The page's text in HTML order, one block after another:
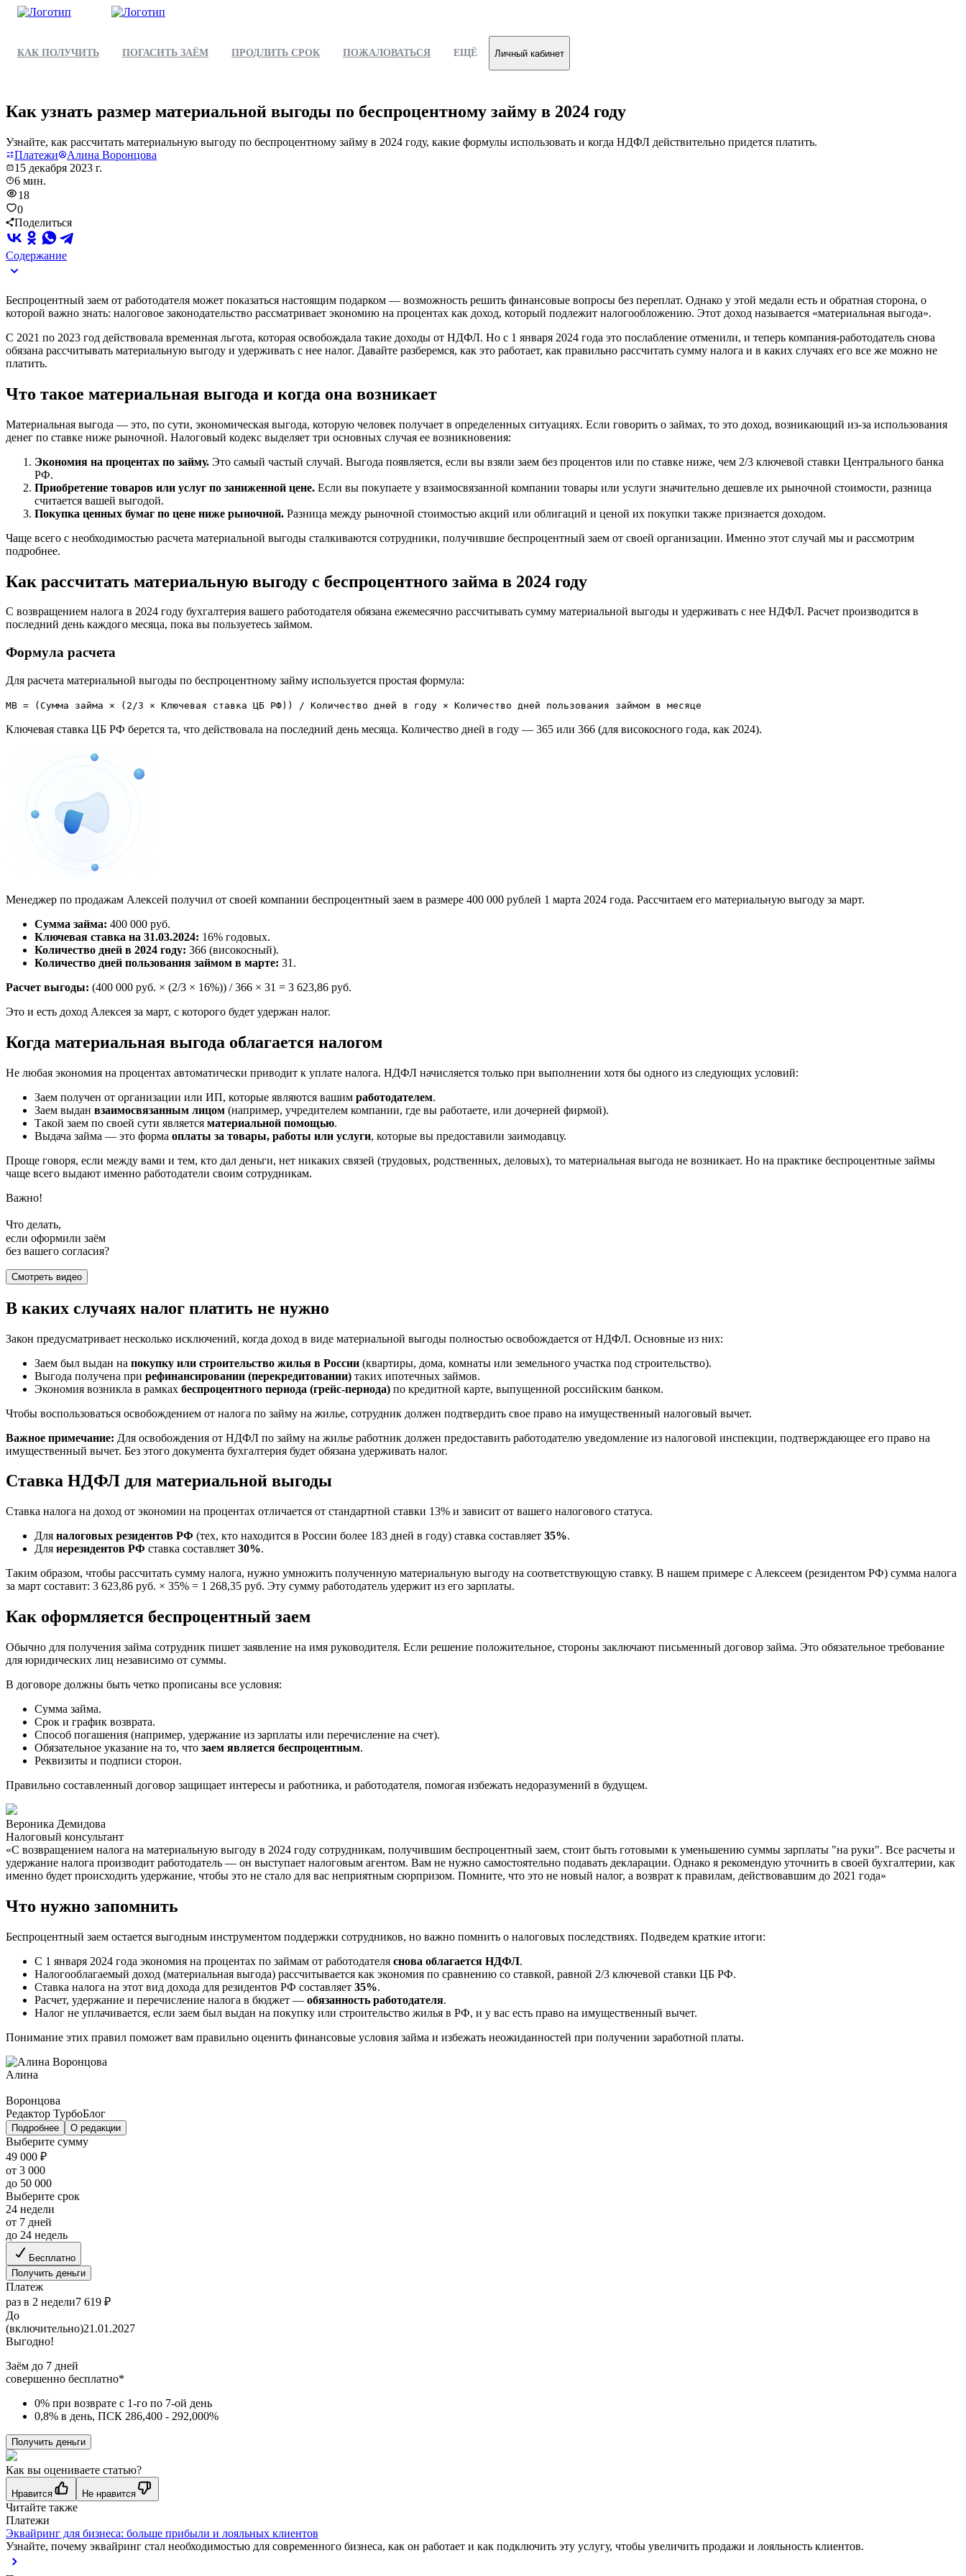
КАК ПОЛУЧИТЬ ПОГАСИТЬ ЗАЁМ ПРОДЛИТЬ СРОК ПОЖАЛОВАТЬСЯ ЕЩЁ Личный кабинет
Как узнать размер материальной выгоды по беспроцентному займу в 2024 году
Узнайте, как рассчитать материальную выгоду по беспроцентному займу в 2024 году, какие формулы использовать и когда НДФЛ действительно придется платить.
Платежи
Алина Воронцова
15 декабря 2023 г.
6 мин.
18
0
Поделиться
Содержание
Беспроцентный заем от работодателя может показаться настоящим подарком — возможность решить финансовые вопросы без переплат. Однако у этой медали есть и обратная сторона, о
которой важно знать: налоговое законодательство рассматривает экономию на процентах как доход, который подлежит налогообложению. Этот доход называется «материальная выгода».
С 2021 по 2023 год действовала временная льгота, которая освобождала такие доходы от НДФЛ. Но с 1 января 2024 года это послабление отменили, и теперь компания-работодатель снова
обязана рассчитывать материальную выгоду и удерживать с нее налог. Давайте разберемся, как это работает, как правильно рассчитать сумму налога и в каких случаях его все же можно не
платить.
Что такое материальная выгода и когда она возникает
Материальная выгода — это, по сути, экономическая выгода, которую человек получает в определенных ситуациях. Если говорить о займах, то это доход, возникающий из-за использования
денег по ставке ниже рыночной. Налоговый кодекс выделяет три основных случая ее возникновения:
Экономия на процентах по займу. Это самый частый случай. Выгода появляется, если вы взяли заем без процентов или по ставке ниже, чем 2/3 ключевой ставки Центрального банка
РФ.
Приобретение товаров или услуг по заниженной цене. Если вы покупаете у взаимосвязанной компании товары или услуги значительно дешевле их рыночной стоимости, разница
считается вашей выгодой.
Покупка ценных бумаг по цене ниже рыночной. Разница между рыночной стоимостью акций или облигаций и ценой их покупки также признается доходом.
Чаще всего с необходимостью расчета материальной выгоды сталкиваются сотрудники, получившие беспроцентный заем от своей организации. Именно этот случай мы и рассмотрим
подробнее.
Как рассчитать материальную выгоду с беспроцентного займа в 2024 году
С возвращением налога в 2024 году бухгалтерия вашего работодателя обязана ежемесячно рассчитывать сумму материальной выгоды и удерживать с нее НДФЛ. Расчет производится в
последний день каждого месяца, пока вы пользуетесь займом.
Формула расчета
Для расчета материальной выгоды по беспроцентному займу используется простая формула:
МВ = (Сумма займа × (2/3 × Ключевая ставка ЦБ РФ)) / Количество дней в году × Количество дней пользования займом в месяце
Ключевая ставка ЦБ РФ берется та, что действовала на последний день месяца. Количество дней в году — 365 или 366 (для високосного года, как 2024).
Менеджер по продажам Алексей получил от своей компании беспроцентный заем в размере 400 000 рублей 1 марта 2024 года. Рассчитаем его материальную выгоду за март.
Сумма займа: 400 000 руб.
Ключевая ставка на 31.03.2024: 16% годовых.
Количество дней в 2024 году: 366 (високосный).
Количество дней пользования займом в марте: 31.
Расчет выгоды: (400 000 руб. × (2/3 × 16%)) / 366 × 31 = 3 623,86 руб.
Это и есть доход Алексея за март, с которого будет удержан налог.
Когда материальная выгода облагается налогом
Не любая экономия на процентах автоматически приводит к уплате налога. НДФЛ начисляется только при выполнении хотя бы одного из следующих условий:
Заем получен от организации или ИП, которые являются вашим работодателем.
Заем выдан взаимосвязанным лицом (например, учредителем компании, где вы работаете, или дочерней фирмой).
Такой заем по своей сути является материальной помощью.
Выдача займа — это форма оплаты за товары, работы или услуги, которые вы предоставили заимодавцу.
Проще говоря, если между вами и тем, кто дал деньги, нет никаких связей (трудовых, родственных, деловых), то материальная выгода не возникает. Но на практике беспроцентные займы
чаще всего выдают именно работодатели своим сотрудникам.
Важно!
Что делать,
если оформили заём
без вашего согласия?
Смотреть видео
В каких случаях налог платить не нужно
Закон предусматривает несколько исключений, когда доход в виде материальной выгоды полностью освобождается от НДФЛ. Основные из них:
Заем был выдан на покупку или строительство жилья в России (квартиры, дома, комнаты или земельного участка под строительство).
Выгода получена при рефинансировании (перекредитовании) таких ипотечных займов.
Экономия возникла в рамках беспроцентного периода (грейс-периода) по кредитной карте, выпущенной российским банком.
Чтобы воспользоваться освобождением от налога по займу на жилье, сотрудник должен подтвердить свое право на имущественный налоговый вычет.
Важное примечание: Для освобождения от НДФЛ по займу на жилье работник должен предоставить работодателю уведомление из налоговой инспекции, подтверждающее его право на
имущественный вычет. Без этого документа бухгалтерия будет обязана удерживать налог.
Ставка НДФЛ для материальной выгоды
Ставка налога на доход от экономии на процентах отличается от стандартной ставки 13% и зависит от вашего налогового статуса.
Для налоговых резидентов РФ (тех, кто находится в России более 183 дней в году) ставка составляет 35%.
Для нерезидентов РФ ставка составляет 30%.
Таким образом, чтобы рассчитать сумму налога, нужно умножить полученную материальную выгоду на соответствующую ставку. В нашем примере с Алексеем (резидентом РФ) сумма налога
за март составит: 3 623,86 руб. × 35% = 1 268,35 руб. Эту сумму работодатель удержит из его зарплаты.
Как оформляется беспроцентный заем
Обычно для получения займа сотрудник пишет заявление на имя руководителя. Если решение положительное, стороны заключают письменный договор займа. Это обязательное требование
для юридических лиц независимо от суммы.
В договоре должны быть четко прописаны все условия:
Сумма займа.
Срок и график возврата.
Способ погашения (например, удержание из зарплаты или перечисление на счет).
Обязательное указание на то, что заем является беспроцентным.
Реквизиты и подписи сторон.
Правильно составленный договор защищает интересы и работника, и работодателя, помогая избежать недоразумений в будущем.
Вероника Демидова
Налоговый консультант
«С возвращением налога на материальную выгоду в 2024 году сотрудникам, получившим беспроцентный заем, стоит быть готовыми к уменьшению суммы зарплаты "на руки". Все расчеты и
удержание налога производит работодатель — он выступает налоговым агентом. Вам не нужно самостоятельно подавать декларации. Однако я рекомендую уточнить в своей бухгалтерии, как
именно будет происходить удержание, чтобы это не стало для вас неприятным сюрпризом. Помните, что это не новый налог, а возврат к правилам, действовавшим до 2021 года»
Что нужно запомнить
Беспроцентный заем остается выгодным инструментом поддержки сотрудников, но важно помнить о налоговых последствиях. Подведем краткие итоги:
С 1 января 2024 года экономия на процентах по займам от работодателя снова облагается НДФЛ.
Налогооблагаемый доход (материальная выгода) рассчитывается как экономия по сравнению со ставкой, равной 2/3 ключевой ставки ЦБ РФ.
Ставка налога на этот вид дохода для резидентов РФ составляет 35%.
Расчет, удержание и перечисление налога в бюджет — обязанность работодателя.
Налог не уплачивается, если заем был выдан на покупку или строительство жилья в РФ, и у вас есть право на имущественный вычет.
Понимание этих правил поможет вам правильно оценить финансовые условия займа и избежать неожиданностей при получении заработной платы.
Алина
Воронцова
Редактор ТурбоБлог
Подробнее О редакции
Выберите сумму
49 000 ₽
от 3 000
до 50 000
Выберите срок
24 недели
от 7 дней
до 24 недель
Бесплатно
Получить деньги
Платеж
раз в 2 недели7 619 ₽
До
(включительно)21.01.2027
Выгодно!
Заём до 7 дней
совершенно бесплатно*
0% при возврате с 1-го по 7-ой день
0,8% в день, ПСК 286,400 - 292,000%
Получить деньги
Как вы оцениваете статью?
Нравится Не нравится
Читайте также
Платежи
Эквайринг для бизнеса: больше прибыли и лояльных клиентов
Узнайте, почему эквайринг стал необходимостью для современного бизнеса, как он работает и как подключить эту услугу, чтобы увеличить продажи и лояльность клиентов.